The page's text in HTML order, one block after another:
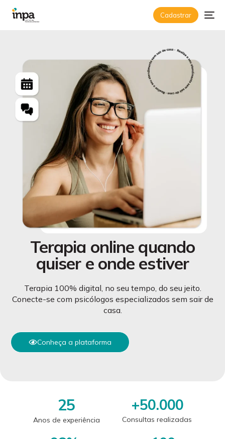
Psicólogo Online eCadastrar
Terapia online quando
quiser e onde estiver
Terapia 100% digital, no seu tempo, do seu jeito.
Conecte-se com psicólogos especializados sem sair de
casa.
Conheça a plataforma
25
Anos de experiência
+50.000
Consultas realizadas